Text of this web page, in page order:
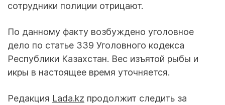
сотрудники полиции отрицают.
По данному факту возбуждено уголовное
дело по статье 339 Уголовного кодекса
Республики Казахстан. Вес изъятой рыбы и
икры в настоящее время уточняется.
Редакция Lada.kz продолжит следить за